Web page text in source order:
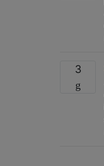
3